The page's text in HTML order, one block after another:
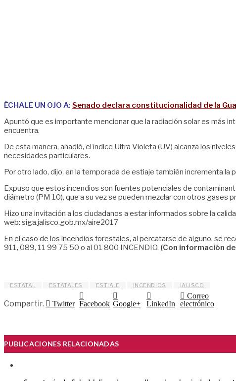
ÉCHALE UN OJO A: Senado declara constitucionalidad de la
Apuntó que es importante mencionar que la radiación solar es más
encuentra.
De esta manera, añadió, el índice Ultra Violeta (UV) alcanza los
necesidades particulares.
Por otro lado, dijo, en la temporada de estiaje también incrementa la
Expuso que estos incendios son fuentes potenciales de
diámetro (PM 10), que a su vez se pueden mezclar con otros gases
Hizo una invitación a los ciudadanos a estar informados sobre la
web: siga.jalisco.gob.mx/aire2017
En el caso de los incendios forestales, al percatarse de alguno, se
911, 089, 11 99 75 50 o al 01 800 INCENDIO. (Con información
ESTATAL ESTATALES ESTIAJE INCENDIOS JALISCO
Compartir. Twitter Facebook Google+ LinkedIn
Correo
electrónico
PUBLICACIONES RELACIONADAS